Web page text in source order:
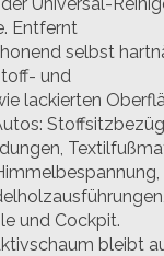
Entfernt
selbst
und
lackierten
und Cockpit.
bleibt